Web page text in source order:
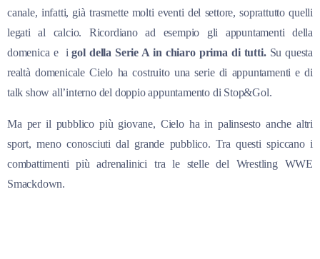
canale, infatti, già trasmette molti eventi del settore, soprattutto quelli
legati al calcio. Ricordiano ad esempio gli appuntamenti della
domenica e igol della Serie A in chiaro prima di tutti. Su questa
realtà domenicale Cielo ha costruito una serie di appuntamenti e di
talk show all’interno del doppio appuntamento di Stop&Gol.
Ma per il pubblico più giovane, Cielo ha in palinsesto anche altri
sport, meno conosciuti dal grande pubblico. Tra questi spiccano i
combattimenti più adrenalinici tra le stelle del Wrestling WWE
Smackdown.